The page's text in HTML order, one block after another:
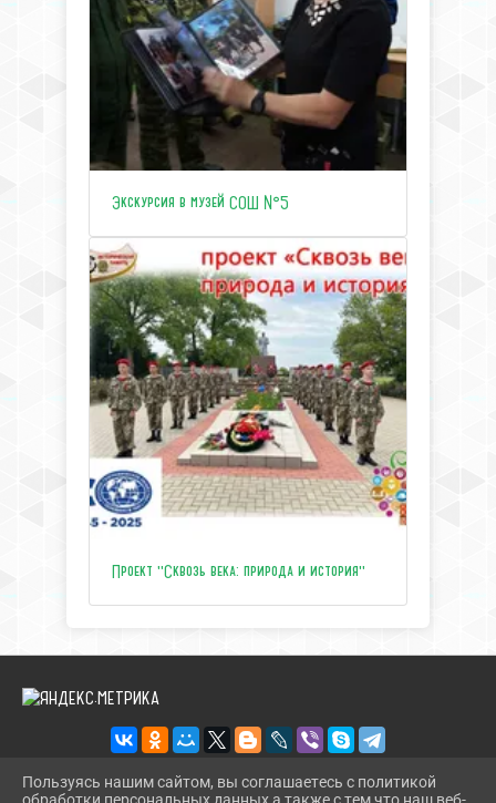
Экскурсия в музей СОШ №5
Проект "Сквозь века: природа и история"
Пользуясь нашим сайтом, вы соглашаетесь с политикой